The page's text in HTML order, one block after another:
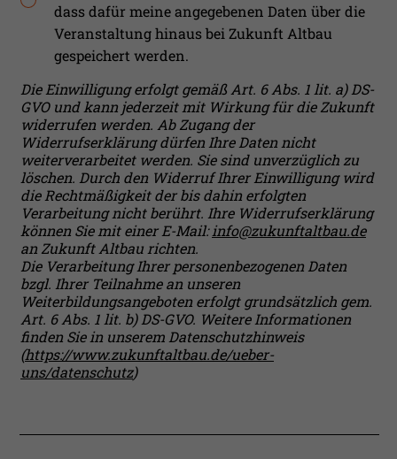
dass dafür meine angegebenen Daten über die
Veranstaltung hinaus bei Zukunft Altbau
gespeichert werden.
Die Einwilligung erfolgt gemäß Art. 6 Abs. 1 lit. a) DS-
GVO und kann jederzeit mit Wirkung für die Zukunft
widerrufen werden. Ab Zugang der
Widerrufserklärung dürfen Ihre Daten nicht
weiterverarbeitet werden. Sie sind unverzüglich zu
löschen. Durch den Widerruf Ihrer Einwilligung wird
die Rechtmäßigkeit der bis dahin erfolgten
Verarbeitung nicht berührt. Ihre Widerrufserklärung
können Sie mit einer E-Mail:info@zukunftaltbau.de
an Zukunft Altbau richten.
Die Verarbeitung Ihrer personenbezogenen Daten
bzgl. Ihrer Teilnahme an unseren
Weiterbildungsangeboten erfolgt grundsätzlich gem.
Art. 6 Abs. 1 lit. b) DS-GVO. Weitere Informationen
finden Sie in unserem Datenschutzhinweis
(https://www.zukunftaltbau.de/ueber-
uns/datenschutz)